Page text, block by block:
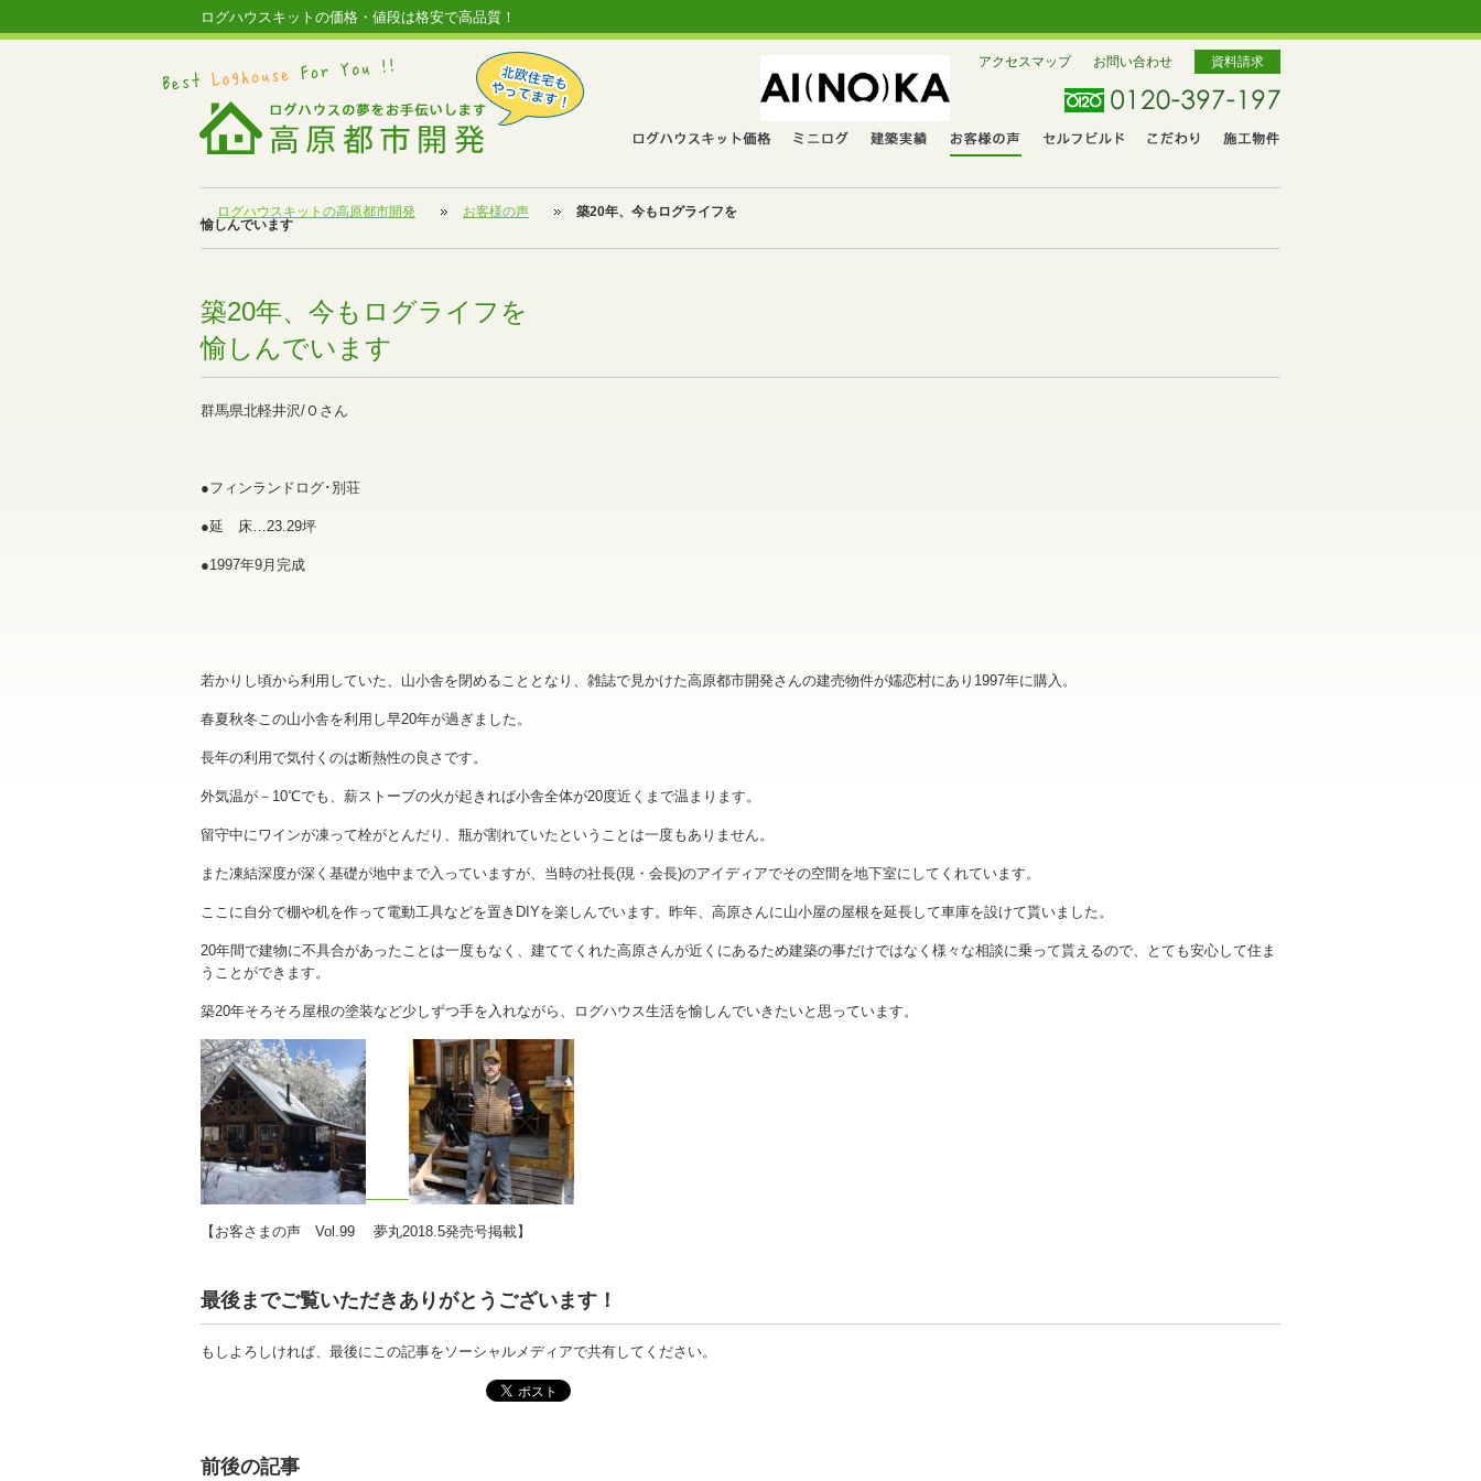
ログハウスキットの価格・値段は格安で高品質！
アクセスマップ お問い合わせ 資料請求
ログハウスキットの高原都市開発 お客様の声
築20年、今もログライフを
愉しんでいます
築20年、今もログライフを
愉しんでいます
群馬県北軽井沢/Ｏさん
●フィンランドログ･別荘
●延 床…23.29坪
●1997年9月完成
若かりし頃から利用していた、山小舎を閉めることとなり、雑誌で見かけた高原都市開発さんの建売物件が嬬恋村にあり1997年に購入。
春夏秋冬この山小舎を利用し早20年が過ぎました。
長年の利用で気付くのは断熱性の良さです。
外気温が－10℃でも、薪ストーブの火が起きれば小舎全体が20度近くまで温まります。
留守中にワインが凍って栓がとんだり、瓶が割れていたということは一度もありません。
また凍結深度が深く基礎が地中まで入っていますが、当時の社長(現・会長)のアイディアでその空間を地下室にしてくれています。
ここに自分で棚や机を作って電動工具などを置きDIYを楽しんでいます。昨年、高原さんに山小屋の屋根を延長して車庫を設けて貰いました。
20年間で建物に不具合があったことは一度もなく、建ててくれた高原さんが近くにあるため建築の事だけではなく様々な相談に乗って貰えるので、とても安心して住ま
うことができます。
築20年そろそろ屋根の塗装など少しずつ手を入れながら、ログハウス生活を愉しんでいきたいと思っています。
【お客さまの声 Vol.99 夢丸2018.5発売号掲載】
最後までご覧いただきありがとうございます！
もしよろしければ、最後にこの記事をソーシャルメディアで共有してください。
前後の記事